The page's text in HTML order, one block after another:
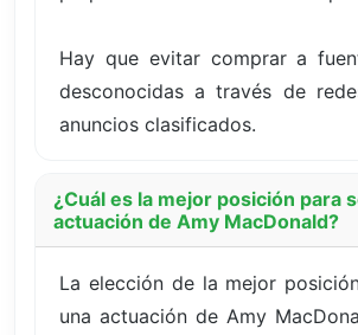
Hay que evitar comprar a
desconocidas a través de
anuncios clasificados.
¿Cuál es la mejor posición para
actuación de Amy MacDonald?
La elección de la mejor
una actuación de Amy